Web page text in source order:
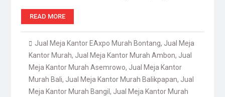
READ MORE
Jual Meja Kantor EAxpo Murah Bontang, Jual Meja
Kantor Murah, Jual Meja Kantor Murah Ambon, Jual
Meja Kantor Murah Asemrowo, Jual Meja Kantor
Murah Bali, Jual Meja Kantor Murah Balikpapan, Jual
Meja Kantor Murah Bangil , Jual Meja Kantor Murah